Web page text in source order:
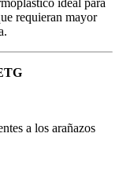
ideal para
requieran mayor
a los arañazos